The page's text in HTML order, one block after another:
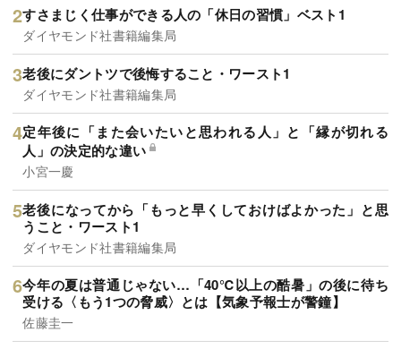
すさまじく仕事ができる人の「休日の習慣」ベスト1
ダイヤモンド社書籍編集局
老後にダントツで後悔すること・ワースト1
ダイヤモンド社書籍編集局
定年後に「また会いたいと思われる人」と「縁が切れる
人」の決定的な違い
小宮一慶
老後になってから「もっと早くしておけばよかった」と思
うこと・ワースト1
ダイヤモンド社書籍編集局
今年の夏は普通じゃない…「40℃以上の酷暑」の後に待ち
受ける〈もう1つの脅威〉とは【気象予報士が警鐘】
佐藤圭一